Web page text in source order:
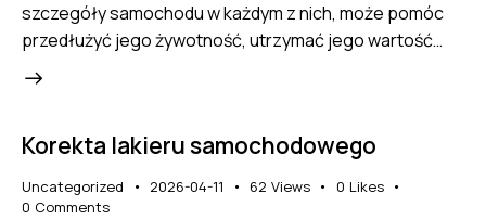
szczegóły samochodu w każdym z nich, może pomóc
przedłużyć jego żywotność, utrzymać jego wartość…
Korekta lakieru samochodowego
Uncategorized 2026-04-11 62 Views 0 Likes
0 Comments